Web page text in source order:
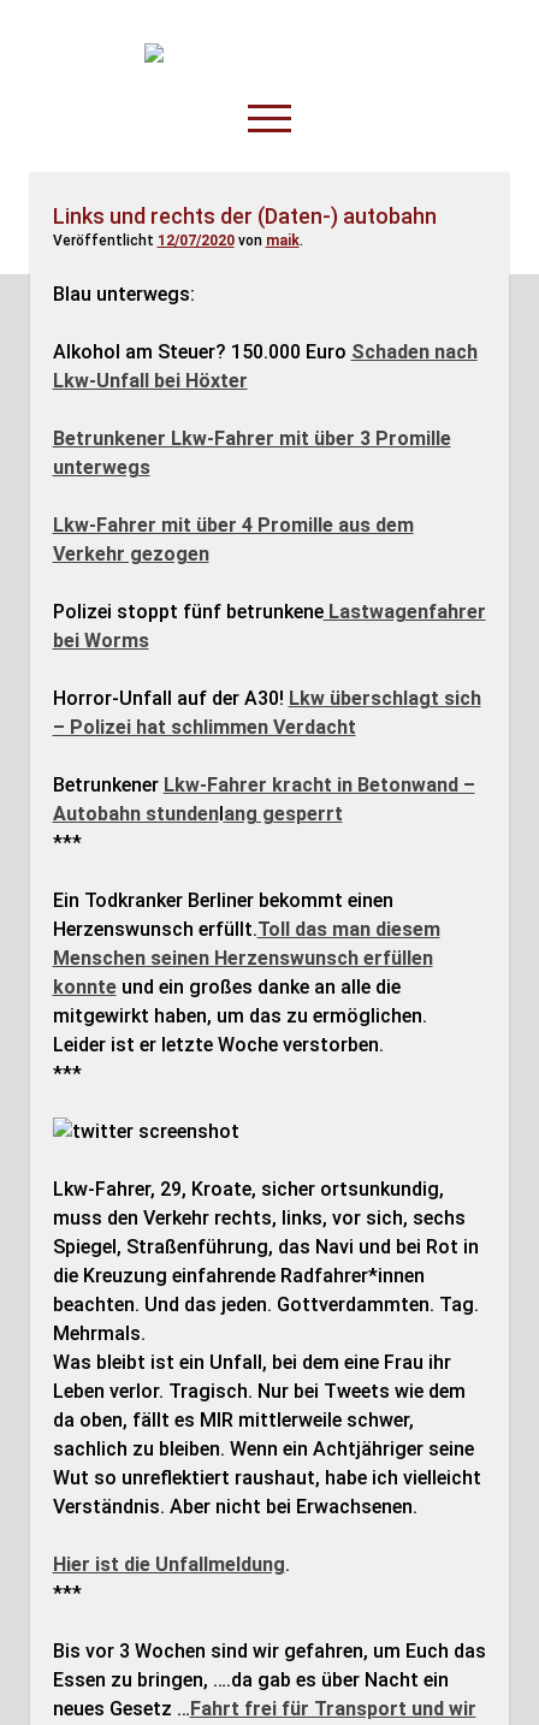
TruckOnline.de
open
menu
Anderswo
Disposition
Links und rechts der (Daten-) autobahn
Veröffentlicht 12/07/2020von maik.
Blau unterwegs:
Alkohol am Steuer? 150.000 Euro Schaden nach
Lkw-Unfall bei Höxter
Betrunkener Lkw-Fahrer mit über 3 Promille
unterwegs
Lkw-Fahrer mit über 4 Promille aus dem
Verkehr gezogen
Polizei stoppt fünf betrunkeneLastwagenfahrer
bei Worms
Horror-Unfall auf der A30! Lkw überschlagt sich
– Polizei hat schlimmen Verdacht
Betrunkener Lkw-Fahrer kracht in Betonwand –
Autobahn stundenlang gesperrt
***
Ein Todkranker Berliner bekommt einen
Herzenswunsch erfüllt.Toll das man diesem
Menschen seinen Herzenswunsch erfüllen
konnteund ein großes danke an alle die
mitgewirkt haben, um das zu ermöglichen.
Leider ist er letzte Woche verstorben.
***
Lkw-Fahrer, 29, Kroate, sicher ortsunkundig,
muss den Verkehr rechts, links, vor sich, sechs
Spiegel, Straßenführung, das Navi und bei Rot in
die Kreuzung einfahrende Radfahrer*innen
beachten. Und das jeden. Gottverdammten. Tag.
Mehrmals.
Was bleibt ist ein Unfall, bei dem eine Frau ihr
Leben verlor. Tragisch. Nur bei Tweets wie dem
da oben, fällt es MIR mittlerweile schwer,
sachlich zu bleiben. Wenn ein Achtjähriger seine
Wut so unreflektiert raushaut, habe ich vielleicht
Verständnis. Aber nicht bei Erwachsenen.
Hier ist die Unfallmeldung.
***
Bis vor 3 Wochen sind wir gefahren, um Euch das
Essen zu bringen, ….da gab es über Nacht ein
neues Gesetz …Fahrt frei für Transport und wir